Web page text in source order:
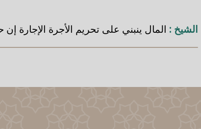
الشيخ : المال ينبني على تحريم الأجرة الإجارة